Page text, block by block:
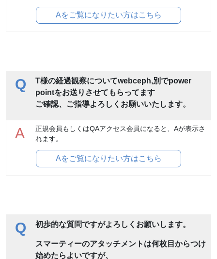
Aをご覧になりたい方はこちら
Q
T様の経過観察についてwebceph,別でpower
pointをお送りさせてもらってます
ご確認、ご指導よろしくお願いいたします。
A
正規会員もしくはQAアクセス会員になると、Aが表示さ
れます。
Aをご覧になりたい方はこちら
Q 初歩的な質問ですがよろしくお願いします。
スマーティーのアタッチメントは何枚目からつけ
始めたらよいですが、